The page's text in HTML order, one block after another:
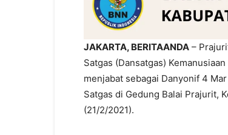
JAKARTA, BERITAANDA –
Satgas (Dansatgas)
menjabat sebagai Danyonif 4
Satgas di Gedung Balai Prajurit,
(21/2/2021).